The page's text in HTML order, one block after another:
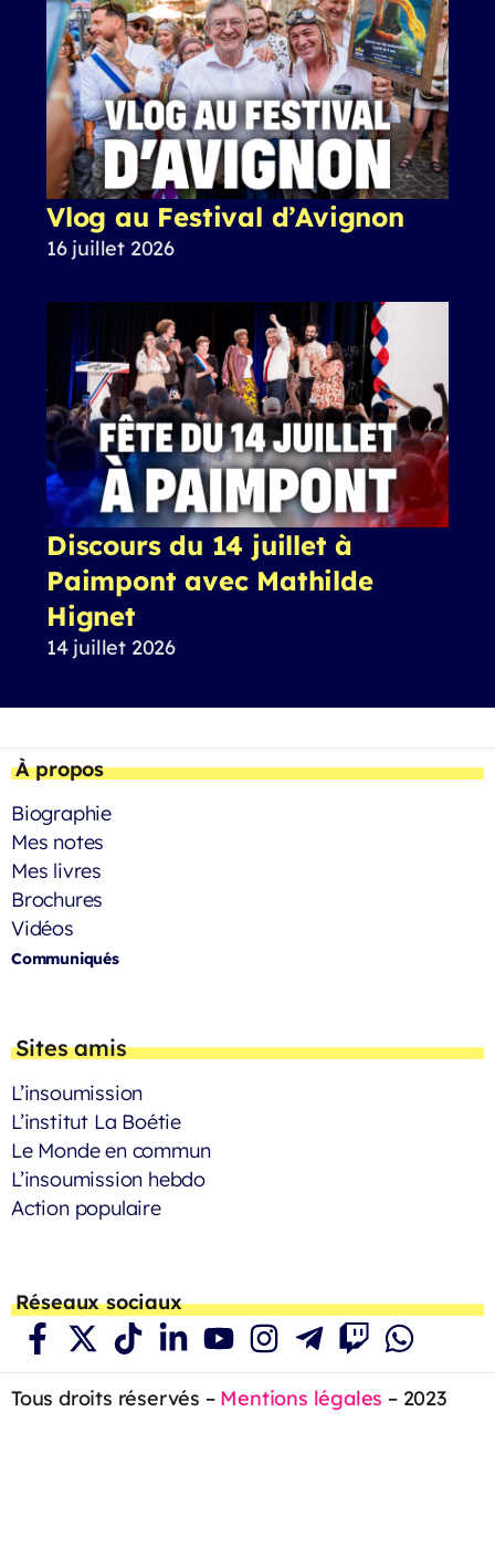
Vlog au Festival d’Avignon
16 juillet 2026
Discours du 14 juillet à
Paimpont avec Mathilde
Hignet
14 juillet 2026
À propos
Biographie
Mes notes
Mes livres
Brochures
Vidéos
Communiqués
Sites amis
L’insoumission
L’institut La Boétie
Le Monde en commun
L’insoumission hebdo
Action populaire
Réseaux sociaux
Tous droits réservés – Mentions légales – 2023